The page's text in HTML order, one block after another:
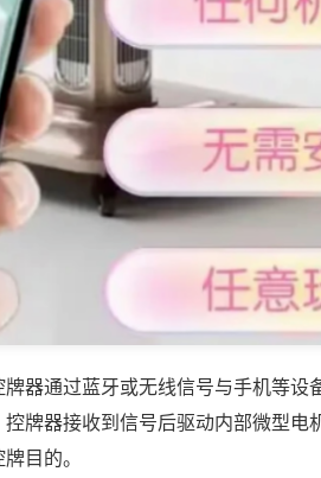
器通过蓝牙或无线信号与手机等设
牌器接收到信号后驱动内部微型电
目的。